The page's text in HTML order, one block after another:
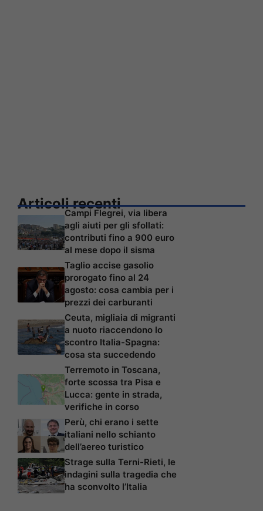
Articoli recenti
Campi Flegrei, via libera
agli aiuti per gli sfollati:
contributi fino a 900 euro
al mese dopo il sisma
Taglio accise gasolio
prorogato fino al 24
agosto: cosa cambia per i
prezzi dei carburanti
Ceuta, migliaia di migranti
a nuoto riaccendono lo
scontro Italia-Spagna:
cosa sta succedendo
Terremoto in Toscana,
forte scossa tra Pisa e
Lucca: gente in strada,
verifiche in corso
Perù, chi erano i sette
italiani nello schianto
dell’aereo turistico
Strage sulla Terni-Rieti, le
indagini sulla tragedia che
ha sconvolto l’Italia